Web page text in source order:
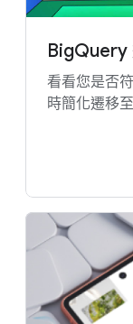
BigQuery
看看您是否
時簡化遷移